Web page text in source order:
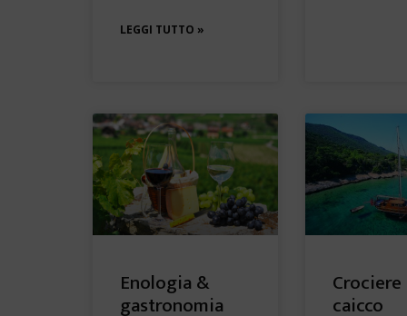
LEGGI TUTTO »
Enologia &
gastronomia caicco